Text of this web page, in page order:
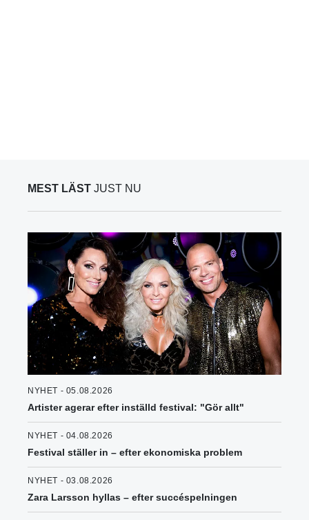
MEST LÄST JUST NU
NYHET - 05.08.2026
Artister agerar efter inställd festival: "Gör allt"
NYHET - 04.08.2026
Festival ställer in – efter ekonomiska problem
NYHET - 03.08.2026
Zara Larsson hyllas – efter succéspelningen